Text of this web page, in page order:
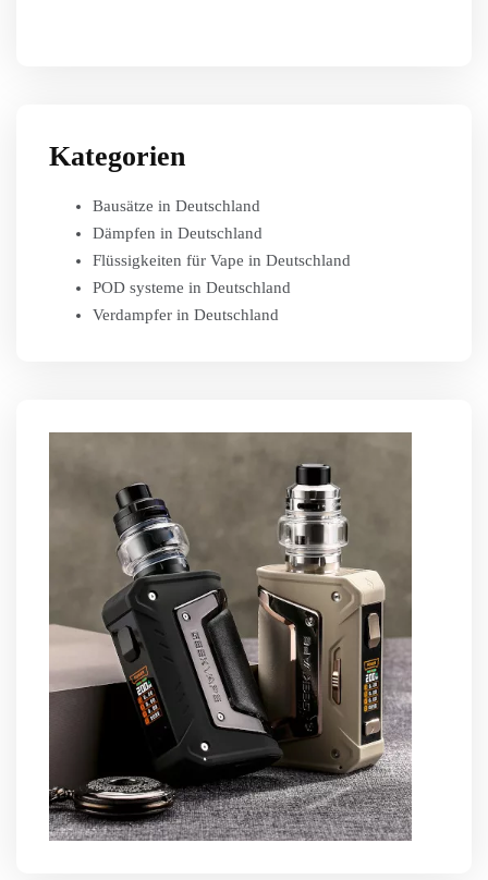
Kategorien
Bausätze in Deutschland
Dämpfen in Deutschland
Flüssigkeiten für Vape in Deutschland
POD systeme in Deutschland
Verdampfer in Deutschland